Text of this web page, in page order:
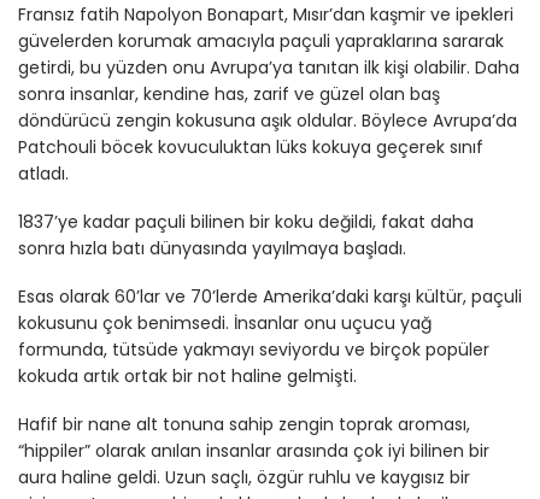
Fransız fatih Napolyon Bonapart, Mısır’dan kaşmir ve ipekleri
güvelerden korumak amacıyla paçuli yapraklarına sararak
getirdi, bu yüzden onu Avrupa’ya tanıtan ilk kişi olabilir. Daha
sonra insanlar, kendine has, zarif ve güzel olan baş
döndürücü zengin kokusuna aşık oldular. Böylece Avrupa’da
Patchouli böcek kovuculuktan lüks kokuya geçerek sınıf
atladı.
1837’ye kadar paçuli bilinen bir koku değildi, fakat daha
sonra hızla batı dünyasında yayılmaya başladı.
Esas olarak 60’lar ve 70’lerde Amerika’daki karşı kültür, paçuli
kokusunu çok benimsedi. İnsanlar onu uçucu yağ
formunda, tütsüde yakmayı seviyordu ve birçok popüler
kokuda artık ortak bir not haline gelmişti.
Hafif bir nane alt tonuna sahip zengin toprak aroması,
“hippiler” olarak anılan insanlar arasında çok iyi bilinen bir
aura haline geldi. Uzun saçlı, özgür ruhlu ve kaygısız bir